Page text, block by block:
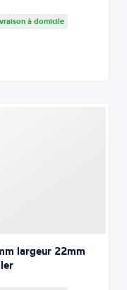
à domicile
largeur 22mm